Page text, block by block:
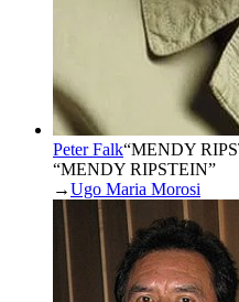
Peter Falk“MENDY
“MENDY RIPSTEIN”
→Ugo Maria Morosi